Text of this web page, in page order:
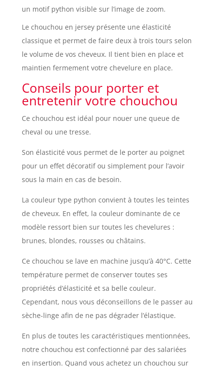
un motif python visible sur l’image de zoom.
Le chouchou en jersey présente une élasticité
classique et permet de faire deux à trois tours selon
le volume de vos cheveux. Il tient bien en place et
maintien fermement votre chevelure en place.
Conseils pour porter et
entretenir votre chouchou
Ce chouchou est idéal pour nouer une queue de
cheval ou une tresse.
Son élasticité vous permet de le porter au poignet
pour un effet décoratif ou simplement pour l’avoir
sous la main en cas de besoin.
La couleur type python convient à toutes les teintes
de cheveux. En effet, la couleur dominante de ce
modèle ressort bien sur toutes les chevelures :
brunes, blondes, rousses ou châtains.
Ce chouchou se lave en machine jusqu’à 40°C. Cette
température permet de conserver toutes ses
propriétés d’élasticité et sa belle couleur.
Cependant, nous vous déconseillons de le passer au
sèche-linge afin de ne pas dégrader l’élastique.
En plus de toutes les caractéristiques mentionnées,
notre chouchou est confectionné par des salariées
en insertion. Quand vous achetez un chouchou sur